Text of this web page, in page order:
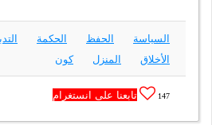
السياسة الحفظ الحكمة
الأخلاق
المنزل كون
147 تابعنا على انستغرام